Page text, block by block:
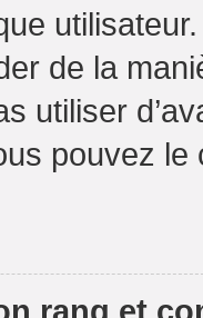
utilisateur.
de la
utiliser
pouvez